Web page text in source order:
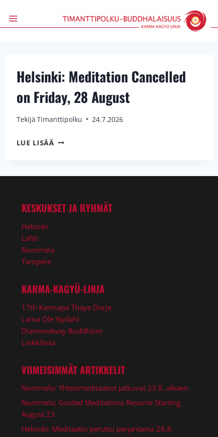
sisältöön
Helsinki: Meditation Cancelled
on Friday, 28 August
Tekijä Timanttipolku 24.7.2026
LUE LISÄÄ HELSINKI:
AUGUST
KESKUKSET JA RYHMÄT
Helsinki
Lahti
Nummela
Tampere
KARMA-KAGYÜ-LINJA
17th Karmapa Thaye Dorje
Lama Ole Nydahl
Diamondway Buddhism
Linkkilista
VIIMEISIMMÄT ARTIKKELIT
Nummela: Yhteismeditaatiot jatkuvat 23.8. alkaen
Nummela: Guided Meditations Resume Starting
August 23
Helsinki: Meditaatio peruttu perjantaina 28.8.